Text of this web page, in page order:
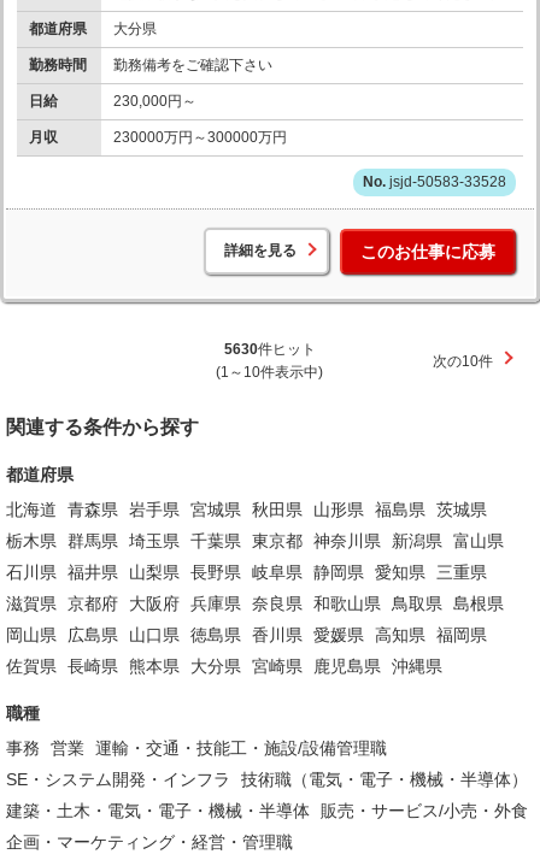
都道府県 大分県
勤務時間 勤務備考をご確認下さい
日給 230,000円～
月収 230000万円～300000万円
jsjd-50583-33528
詳細を見る このお仕事に応募
5630件ヒット
(1～10件表示中)
次の10件
関連する条件から探す
都道府県
北海道
青森県 岩手県 宮城県 秋田県 山形県 福島県
茨城県
栃木県
群馬県 埼玉県 千葉県 東京都 神奈川県 新潟県
富山県
石川県
福井県 山梨県 長野県 岐阜県 静岡県 愛知県
三重県
滋賀県
京都府 大阪府 兵庫県 奈良県 和歌山県 鳥取県
島根県
岡山県
広島県 山口県 徳島県 香川県 愛媛県 高知県
福岡県
佐賀県
長崎県 熊本県 大分県 宮崎県 鹿児島県 沖縄県
職種
事務
営業 運輸・交通・技能工・施設/設備管理職
SE・システム開発・インフラ
技術職（電気・電子・機械・半導体）
建築・土木・電気・電子・機械・半導体
販売・サービス/小売・外食
企画・マーケティング・経営・管理職